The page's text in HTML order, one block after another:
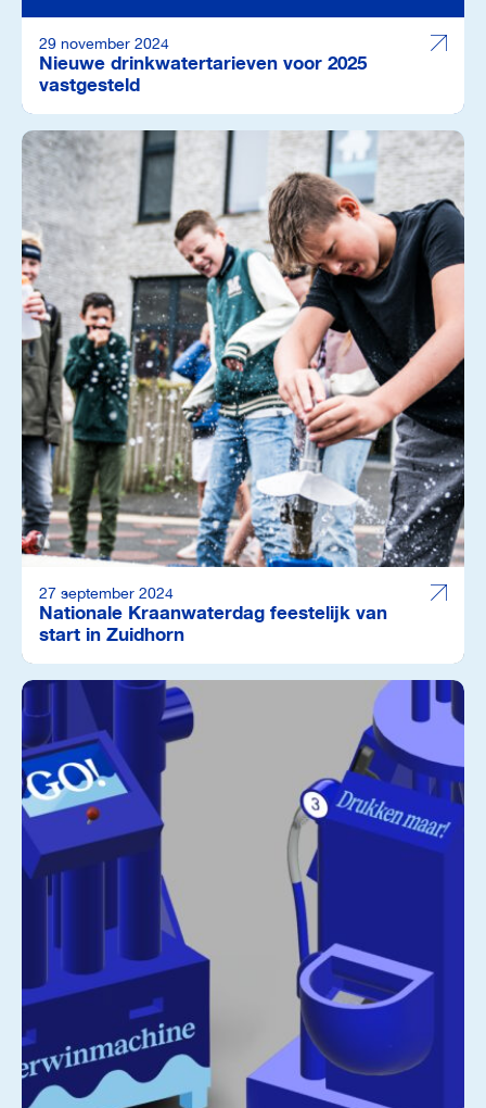
29 november 2024
Nieuwe drinkwatertarieven voor 2025
vastgesteld
27 september 2024
Nationale Kraanwaterdag feestelijk van
start in Zuidhorn